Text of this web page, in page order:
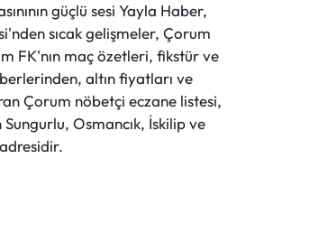
güçlü sesi Yayla Haber,
sıcak gelişmeler, Çorum
FK'nın maç özetleri, fikstür ve
altın fiyatları ve
Çorum nöbetçi eczane listesi,
Osmancık, İskilip ve